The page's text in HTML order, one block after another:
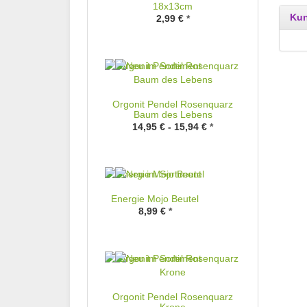
18x13cm
2,99 € *
Orgonit Pendel Rosenquarz
Baum des Lebens
14,95 € - 15,94 € *
Energie Mojo Beutel
8,99 € *
Orgonit Pendel Rosenquarz